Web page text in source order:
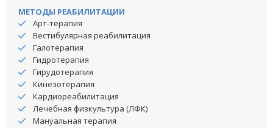
МЕТОДЫ РЕАБИЛИТАЦИИ
Арт-терапия
Вестибулярная реабилитация
Галотерапия
Гидротерапия
Гирудотерапия
Кинезотерапия
Кардиореабилитация
Лечебная физкультура (ЛФК)
Мануальная терапия